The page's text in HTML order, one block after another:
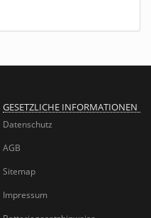
GESETZLICHE INFORMATIONEN
Datenschutz
AGB
Sitemap
Impressum